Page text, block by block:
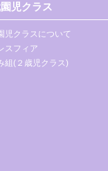
児クラス
児クラスについて
スフィア
組(２歳児クラス)